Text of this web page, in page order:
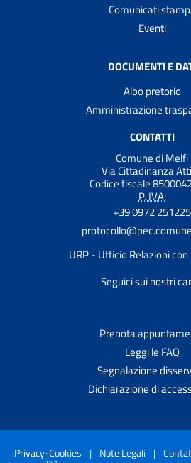
Comunicati
Eventi
DOCUMENTI E
Albo pretorio
Amministrazione
CONTATTI
Comune di Melfi
Via Cittadinanza
Codice fiscale
P. IVA:
+39 0972 251225
URP - Ufficio Relazioni
Seguici sui nostri
Prenota
Leggi le FAQ
Segnalazione
Dichiarazione di
Privacy-Cookies | Note Legali |